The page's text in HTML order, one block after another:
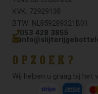
KVK: 72929138
BTW: NL859289321B01
053 428 3855
OPZOEK?
Wij helpen u graag bij het